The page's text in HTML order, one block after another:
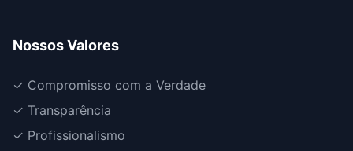
Nossos Valores
✓ Compromisso com a Verdade
✓ Transparência
✓ Profissionalismo